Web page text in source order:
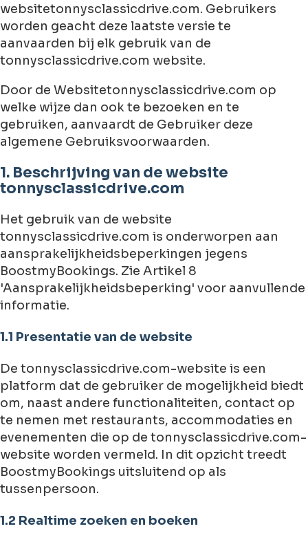
websitetonnysclassicdrive.com. Gebruikers
worden geacht deze laatste versie te
aanvaarden bij elk gebruik van de
tonnysclassicdrive.com website.
Door de Websitetonnysclassicdrive.com op
welke wijze dan ook te bezoeken en te
gebruiken, aanvaardt de Gebruiker deze
algemene Gebruiksvoorwaarden.
1. Beschrijving van de website
tonnysclassicdrive.com
Het gebruik van de website
tonnysclassicdrive.com is onderworpen aan
aansprakelijkheidsbeperkingen jegens
BoostmyBookings. Zie Artikel 8
'Aansprakelijkheidsbeperking' voor aanvullende
informatie.
1.1 Presentatie van de website
De tonnysclassicdrive.com-website is een
platform dat de gebruiker de mogelijkheid biedt
om, naast andere functionaliteiten, contact op
te nemen met restaurants, accommodaties en
evenementen die op de tonnysclassicdrive.com-
website worden vermeld. In dit opzicht treedt
BoostmyBookings uitsluitend op als
tussenpersoon.
1.2 Realtime zoeken en boeken